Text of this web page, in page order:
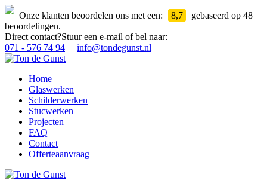
Onze klanten beoordelen ons met een: 8,7
gebaseerd op 48
beoordelingen.
Direct contact?Stuur een e-mail of bel naar:
071 - 576 74 94
info@tondegunst.nl
Home
Glaswerken
Schilderwerken
Stucwerken
Projecten
FAQ
Contact
Offerteaanvraag